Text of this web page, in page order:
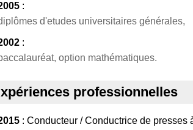
:
d'etudes universitaires générales,
:
option mathématiques.
professionnelles
: Conducteur / Conductrice de presses